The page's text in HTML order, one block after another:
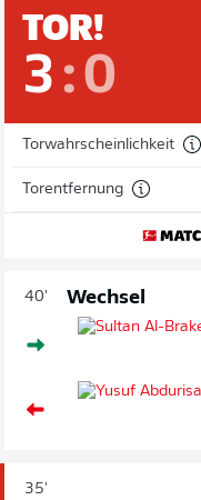
TOR!
3 :0
Torwahrscheinlichkeit
Torentfernung
40' Wechsel
35'